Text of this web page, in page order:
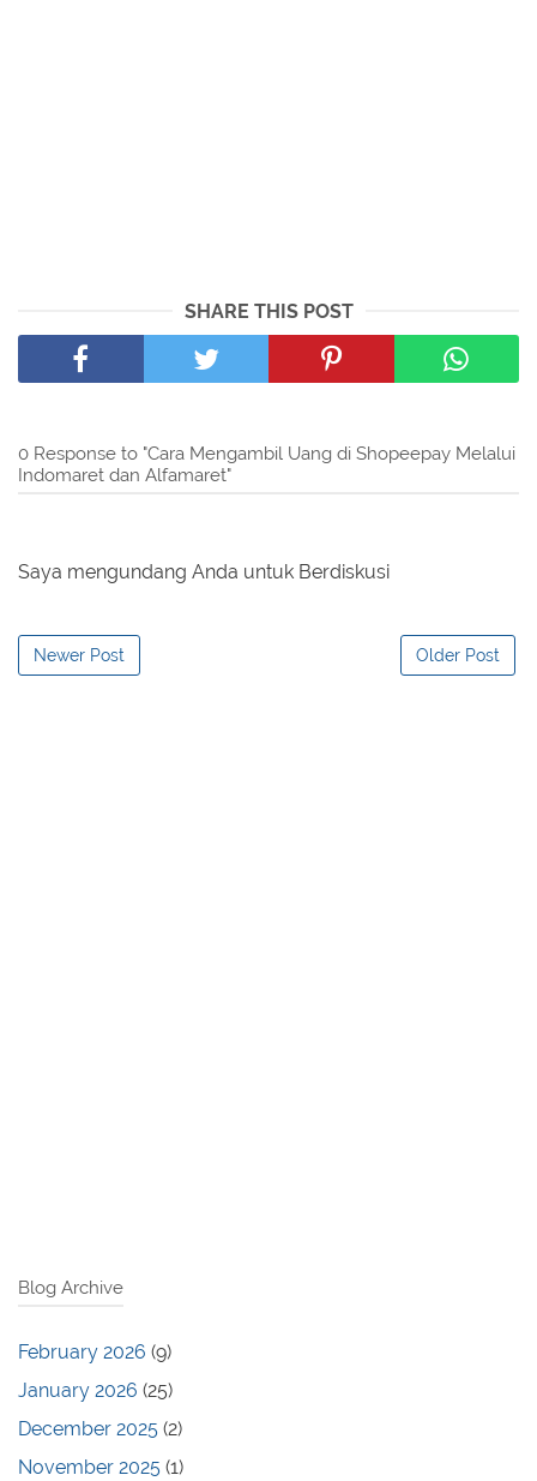
SHARE THIS POST
0 Response to "Cara Mengambil Uang di Shopeepay Melalui
Indomaret dan Alfamaret"
Saya mengundang Anda untuk Berdiskusi
Newer Post Older Post
Blog Archive
February 2026 (9)
January 2026 (25)
December 2025 (2)
November 2025 (1)